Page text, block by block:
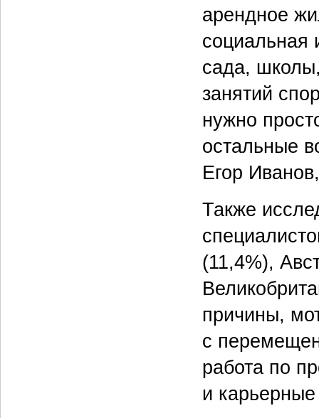
арендное
социальная
сада,
занятий
нужно
остальные
Егор
Также
(11,4%),
причины,
с
работа по
и